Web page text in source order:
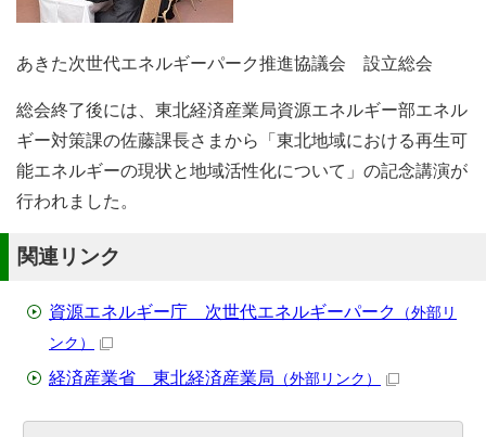
あきた次世代エネルギーパーク推進協議会 設立総会
総会終了後には、東北経済産業局資源エネルギー部エネル
ギー対策課の佐藤課長さまから「東北地域における再生可
能エネルギーの現状と地域活性化について」の記念講演が
行われました。
関連リンク
資源エネルギー庁 次世代エネルギーパーク
（外部リ
ンク）
経済産業省 東北経済産業局 （外部リンク）